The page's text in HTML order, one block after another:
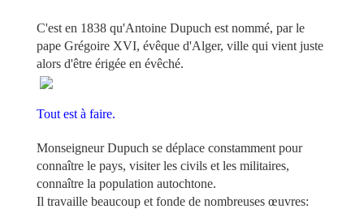
C'est en 1838 qu'Antoine Dupuch est nommé, par le
pape Grégoire XVI, évêque d'Alger, ville qui vient juste
alors d'être érigée en évêché.
Tout est à faire.
Monseigneur Dupuch se déplace constamment pour
connaître le pays, visiter les civils et les militaires,
connaître la population autochtone.
Il travaille beaucoup et fonde de nombreuses œuvres: